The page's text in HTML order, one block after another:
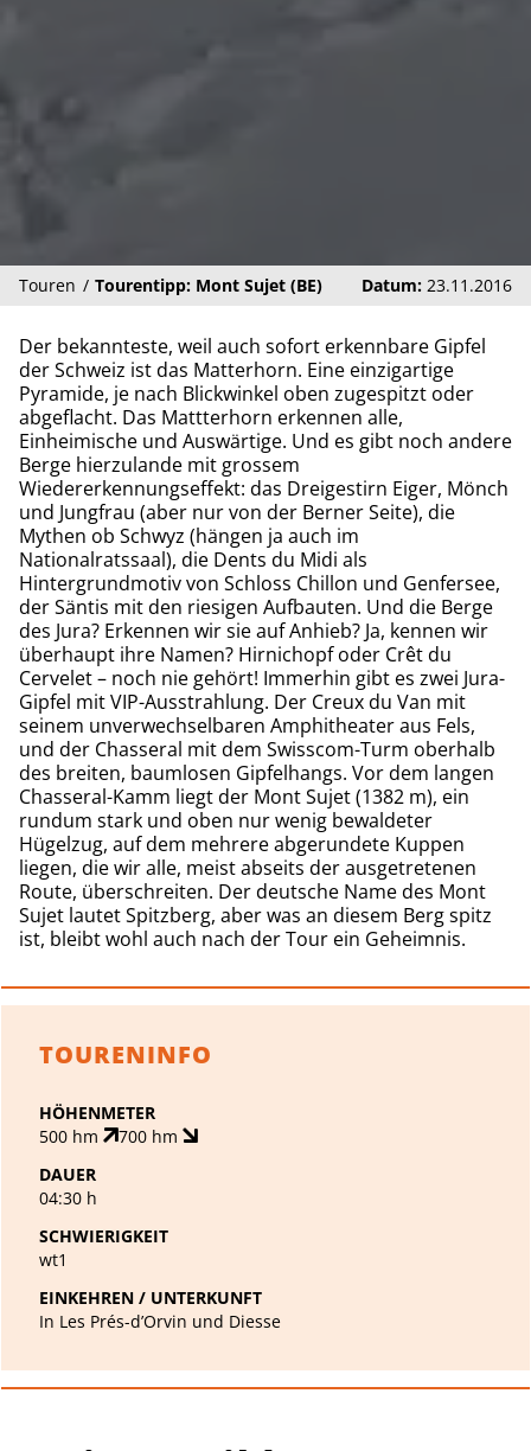
Touren Tourentipp: Mont Sujet (BE) Datum: 23.11.2016
Der bekannteste, weil auch sofort erkennbare Gipfel
der Schweiz ist das Matterhorn. Eine einzigartige
Pyramide, je nach Blickwinkel oben zugespitzt oder
abgeflacht. Das Mattterhorn erkennen alle,
Einheimische und Auswärtige. Und es gibt noch andere
Berge hierzulande mit grossem
Wiedererkennungseffekt: das Dreigestirn Eiger, Mönch
und Jungfrau (aber nur von der Berner Seite), die
Mythen ob Schwyz (hängen ja auch im
Nationalratssaal), die Dents du Midi als
Hintergrundmotiv von Schloss Chillon und Genfersee,
der Säntis mit den riesigen Aufbauten. Und die Berge
des Jura? Erkennen wir sie auf Anhieb? Ja, kennen wir
überhaupt ihre Namen? Hirnichopf oder Crêt du
Cervelet – noch nie gehört! Immerhin gibt es zwei Jura-
Gipfel mit VIP-Ausstrahlung. Der Creux du Van mit
seinem unverwechselbaren Amphitheater aus Fels,
und der Chasseral mit dem Swisscom-Turm oberhalb
des breiten, baumlosen Gipfelhangs. Vor dem langen
Chasseral-Kamm liegt der Mont Sujet (1382 m), ein
rundum stark und oben nur wenig bewaldeter
Hügelzug, auf dem mehrere abgerundete Kuppen
liegen, die wir alle, meist abseits der ausgetretenen
Route, überschreiten. Der deutsche Name des Mont
Sujet lautet Spitzberg, aber was an diesem Berg spitz
ist, bleibt wohl auch nach der Tour ein Geheimnis.
TOURENINFO
HÖHENMETER
500 hm
700 hm
DAUER
04:30 h
SCHWIERIGKEIT
wt1
EINKEHREN / UNTERKUNFT
In Les Prés-d’Orvin und Diesse